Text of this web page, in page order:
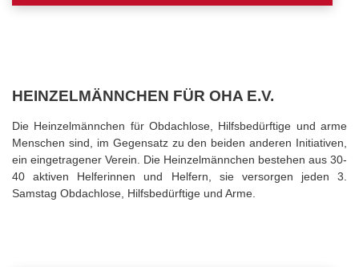
HEINZELMÄNNCHEN FÜR OHA E.V.
Die Heinzelmännchen für Obdachlose, Hilfsbedürftige und arme
Menschen sind, im Gegensatz zu den beiden anderen Initiativen,
ein eingetragener Verein. Die Heinzelmännchen bestehen aus 30-
40 aktiven Helferinnen und Helfern, sie versorgen jeden 3.
Samstag Obdachlose, Hilfsbedürftige und Arme.